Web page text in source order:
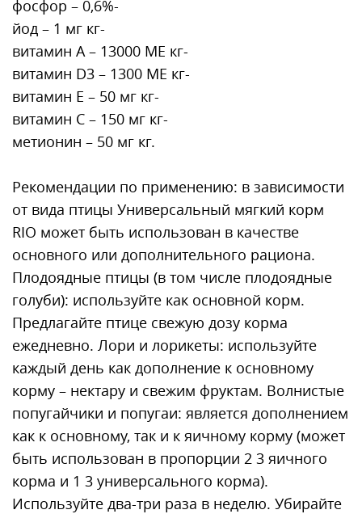
фосфор – 0,6%-
йод – 1 мг кг-
витамин А – 13000 МЕ кг-
витамин D3 – 1300 МЕ кг-
витамин E – 50 мг кг-
витамин C – 150 мг кг-
метионин – 50 мг кг.
Рекомендации по применению: в зависимости
от вида птицы Универсальный мягкий корм
RIO может быть использован в качестве
основного или дополнительного рациона.
Плодоядные птицы (в том числе плодоядные
голуби): используйте как основной корм.
Предлагайте птице свежую дозу корма
ежедневно. Лори и лорикеты: используйте
каждый день как дополнение к основному
корму – нектару и свежим фруктам. Волнистые
попугайчики и попугаи: является дополнением
как к основному, так и к яичному корму (может
быть использован в пропорции 2 3 яичного
корма и 1 3 универсального корма).
Используйте два-три раза в неделю. Убирайте